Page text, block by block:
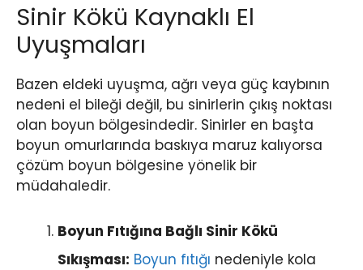
Sinir Kökü Kaynaklı El
Uyuşmaları
Bazen eldeki uyuşma, ağrı veya güç kaybının
nedeni el bileği değil, bu sinirlerin çıkış noktası
olan boyun bölgesindedir. Sinirler en başta
boyun omurlarında baskıya maruz kalıyorsa
çözüm boyun bölgesine yönelik bir
müdahaledir.
Boyun Fıtığına Bağlı Sinir Kökü
Sıkışması: Boyun fıtığı nedeniyle kola